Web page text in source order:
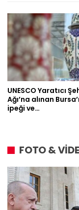
UNESCO Yaratıcı
Ağı’na alınan
ipeği ve…
FOTO &